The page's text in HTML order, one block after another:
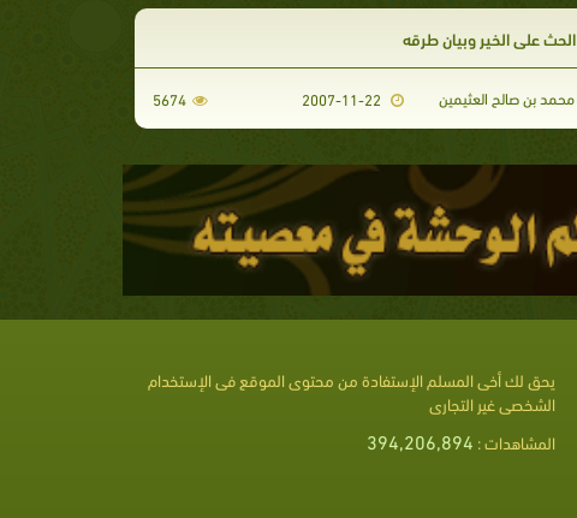
الحث على الخير وبيان طرقه
محمد بن صالح العثيمين 5674
يحق لك أخى المسلم الإستفادة من محتوى الموقع فى الإستخدام
الشخصى غير التجارى
المشاهدات : 394,206,894